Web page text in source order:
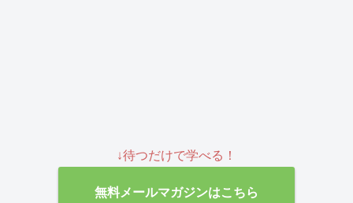
↓待つだけで学べる！
無料メールマガジンはこちら